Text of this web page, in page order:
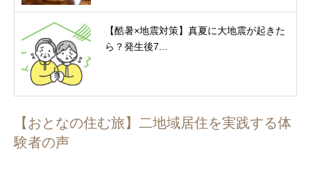
【酷暑×地震対策】真夏に大地震が起きた
ら？発生後7...
【おとなの住む旅】二地域居住を実践する体
験者の声